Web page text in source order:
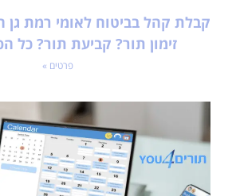
קבלת קהל בביטוח לאומי רמת גן
זימון תור? קביעת תור? כל
פרטים »